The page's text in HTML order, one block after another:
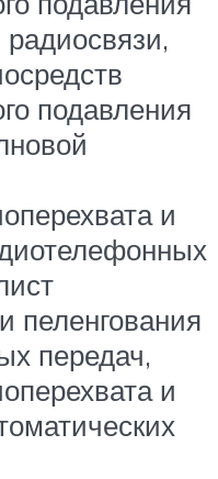
радиосвязи,
подавления
и
пеленгования
передач,
и